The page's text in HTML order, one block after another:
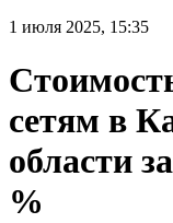
1 июля 2025, 15:35
сетям в
области
%